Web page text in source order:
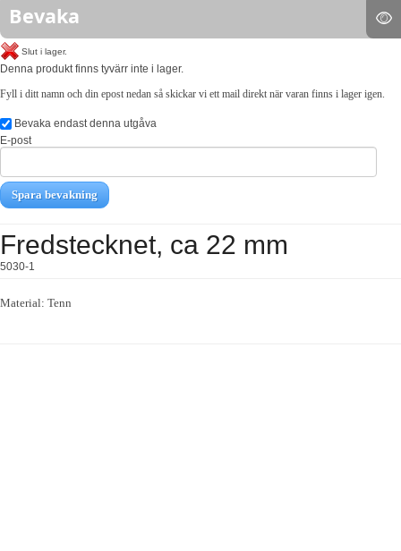
Fredstecknet, ca 22 mm
5030-1
Material: Tenn
Bevaka
Slut i lager.
Denna produkt finns tyvärr inte i lager.
Fyll i ditt namn och din epost nedan så skickar vi ett mail direkt när varan finns i lager igen.
Bevaka endast denna utgåva
E-post
Spara bevakning